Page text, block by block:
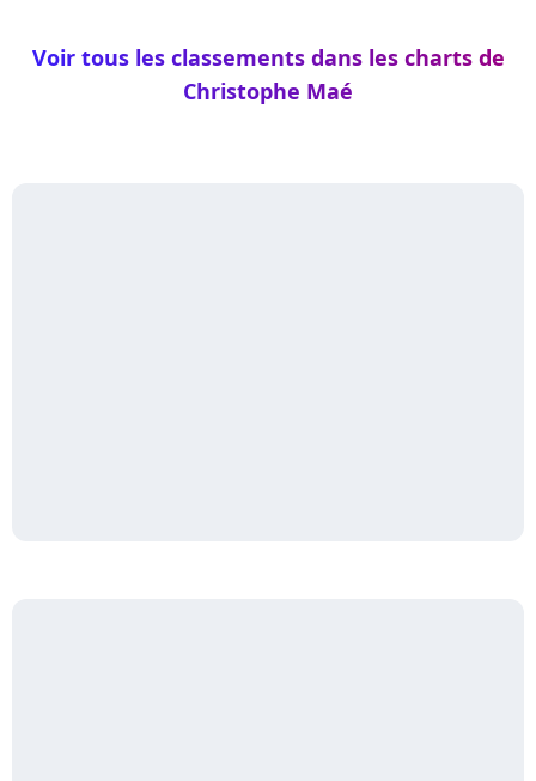
Voir tous les classements dans les charts de
Christophe Maé